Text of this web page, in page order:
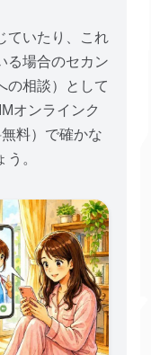
ていたり、これ
る場合のセカン
の相談）として
オンラインク
料）で確かな
。